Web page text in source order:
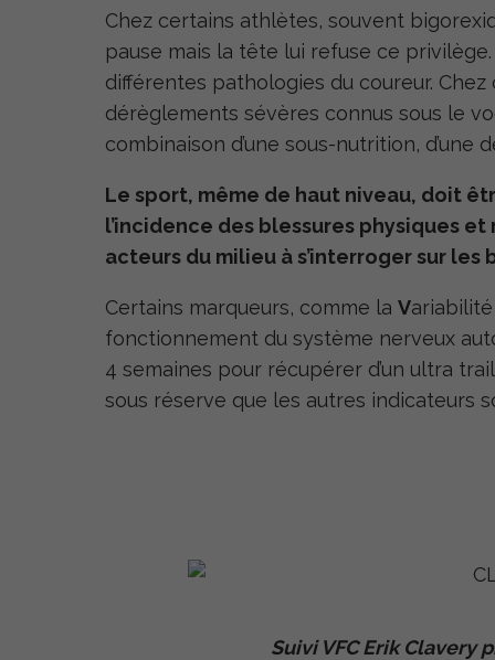
Chez certains athlètes, souvent
pause mais la tête lui refuse ce
différentes pathologies du coureur.
dérèglements sévères connus sous le
combinaison d’une sous-nutrition, d’une
Le sport, même de haut niveau, doit
l’incidence des blessures physiques
acteurs du milieu à s’interroger sur les
Certains marqueurs, comme la V
fonctionnement du système nerveux
4 semaines pour récupérer d’un ultra
sous réserve que les autres indicateurs
Suivi VFC Erik Clavery